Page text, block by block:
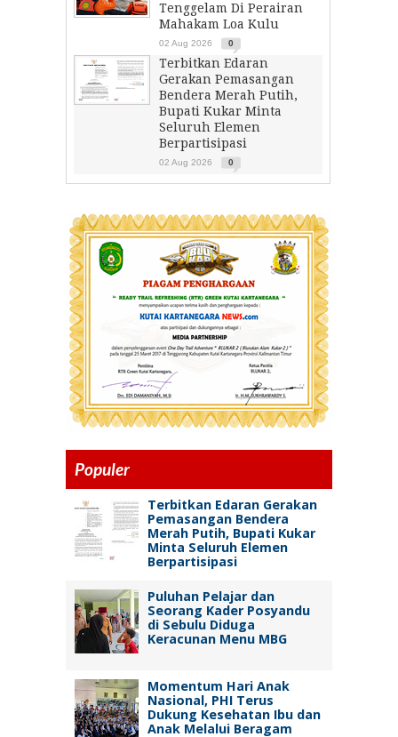
Tenggelam Di Perairan
Mahakam Loa Kulu
02 Aug 2026 0
Terbitkan Edaran
Gerakan Pemasangan
Bendera Merah Putih,
Bupati Kukar Minta
Seluruh Elemen
Berpartisipasi
02 Aug 2026 0
Populer
Terbitkan Edaran Gerakan
Pemasangan Bendera
Merah Putih, Bupati Kukar
Minta Seluruh Elemen
Berpartisipasi
Puluhan Pelajar dan
Seorang Kader Posyandu
di Sebulu Diduga
Keracunan Menu MBG
Momentum Hari Anak
Nasional, PHI Terus
Dukung Kesehatan Ibu dan
Anak Melalui Beragam